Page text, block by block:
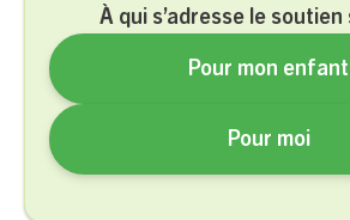
À qui s’adresse le soutien
Pour mon enfant
Pour moi